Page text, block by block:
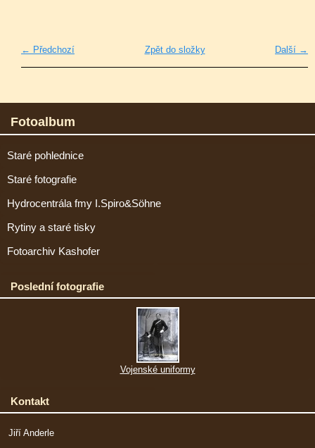
← Předchozí Další →
Zpět do složky
Fotoalbum
Staré pohlednice
Staré fotografie
Hydrocentrála fmy I.Spiro&Söhne
Rytiny a staré tisky
Fotoarchiv Kashofer
Poslední fotografie
Vojenské uniformy
Kontakt
Jiří Anderle